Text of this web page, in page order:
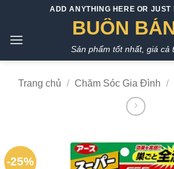
nội
ADD ANYTHING HERE OR JUST
BUÔN
Sản phẩm tốt nhất, giá cả
Trang chủ / Chăm Sóc Gia Đình /
-25%